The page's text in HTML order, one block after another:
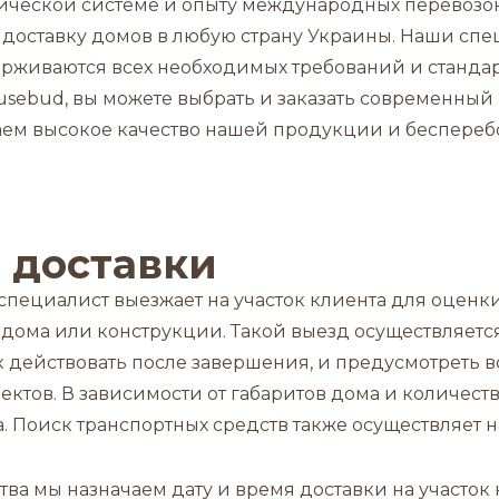
системе и опыту международных
домов в любую страну Украины. Наши
всех необходимых требований и
вы можете выбрать и заказать
высокое качество нашей продукции и
выезжает на участок клиента для
или конструкции. Такой выезд
действовать после завершения, и
В зависимости от габаритов дома и
Поиск транспортных средств также осуществляет
мы назначаем дату и время доставки на